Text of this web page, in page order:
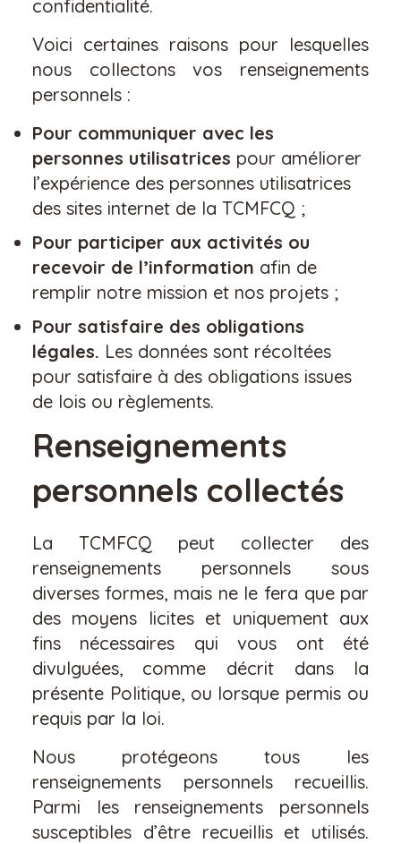
confidentialité.
Voici certaines raisons pour lesquelles
nous collectons vos renseignements
personnels :
Pour communiquer avec les
personnes utilisatrices pour améliorer
l’expérience des personnes utilisatrices
des sites internet de la TCMFCQ ;
Pour participer aux activités ou
recevoir de l’information afin de
remplir notre mission et nos projets ;
Pour satisfaire des obligations
légales. Les données sont récoltées
pour satisfaire à des obligations issues
de lois ou règlements.
Renseignements
personnels collectés
La TCMFCQ peut collecter des
renseignements personnels sous
diverses formes, mais ne le fera que par
des moyens licites et uniquement aux
fins nécessaires qui vous ont été
divulguées, comme décrit dans la
présente Politique, ou lorsque permis ou
requis par la loi.
Nous protégeons tous les
renseignements personnels recueillis.
Parmi les renseignements personnels
susceptibles d’être recueillis et utilisés.